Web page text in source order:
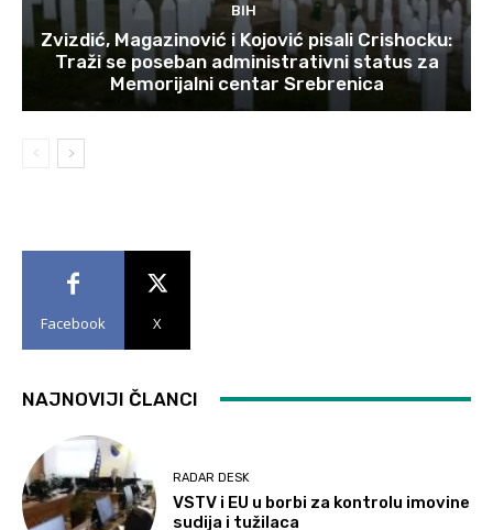
BIH
Zvizdić, Magazinović i Kojović pisali Crishocku:
Traži se poseban administrativni status za
Memorijalni centar Srebrenica
Facebook X
NAJNOVIJI ČLANCI
RADAR DESK
VSTV i EU u borbi za kontrolu imovine
sudija i tužilaca